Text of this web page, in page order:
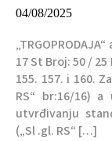
04/08/2025
17 St Broj: 50 /
155. 157. i 160.
RS“ br:16/16)
utvrđivanju
(„Sl .gl. RS“ […]